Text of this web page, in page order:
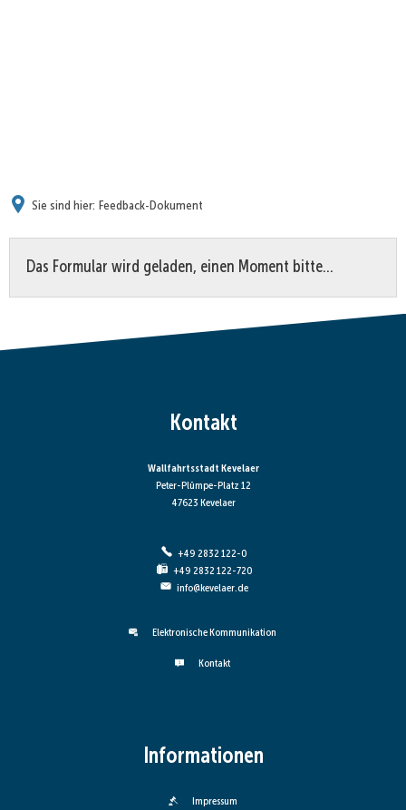
Sie sind hier: Feedback-Dokument
Das Formular wird geladen, einen Moment bitte…
Kontakt
Wallfahrtsstadt Kevelaer
Peter-Plümpe-Platz 12
47623 Kevelaer
+49 2832 122-0
+49 2832 122-720
info@kevelaer.de
Elektronische Kommunikation
Kontakt
Informationen
Impressum